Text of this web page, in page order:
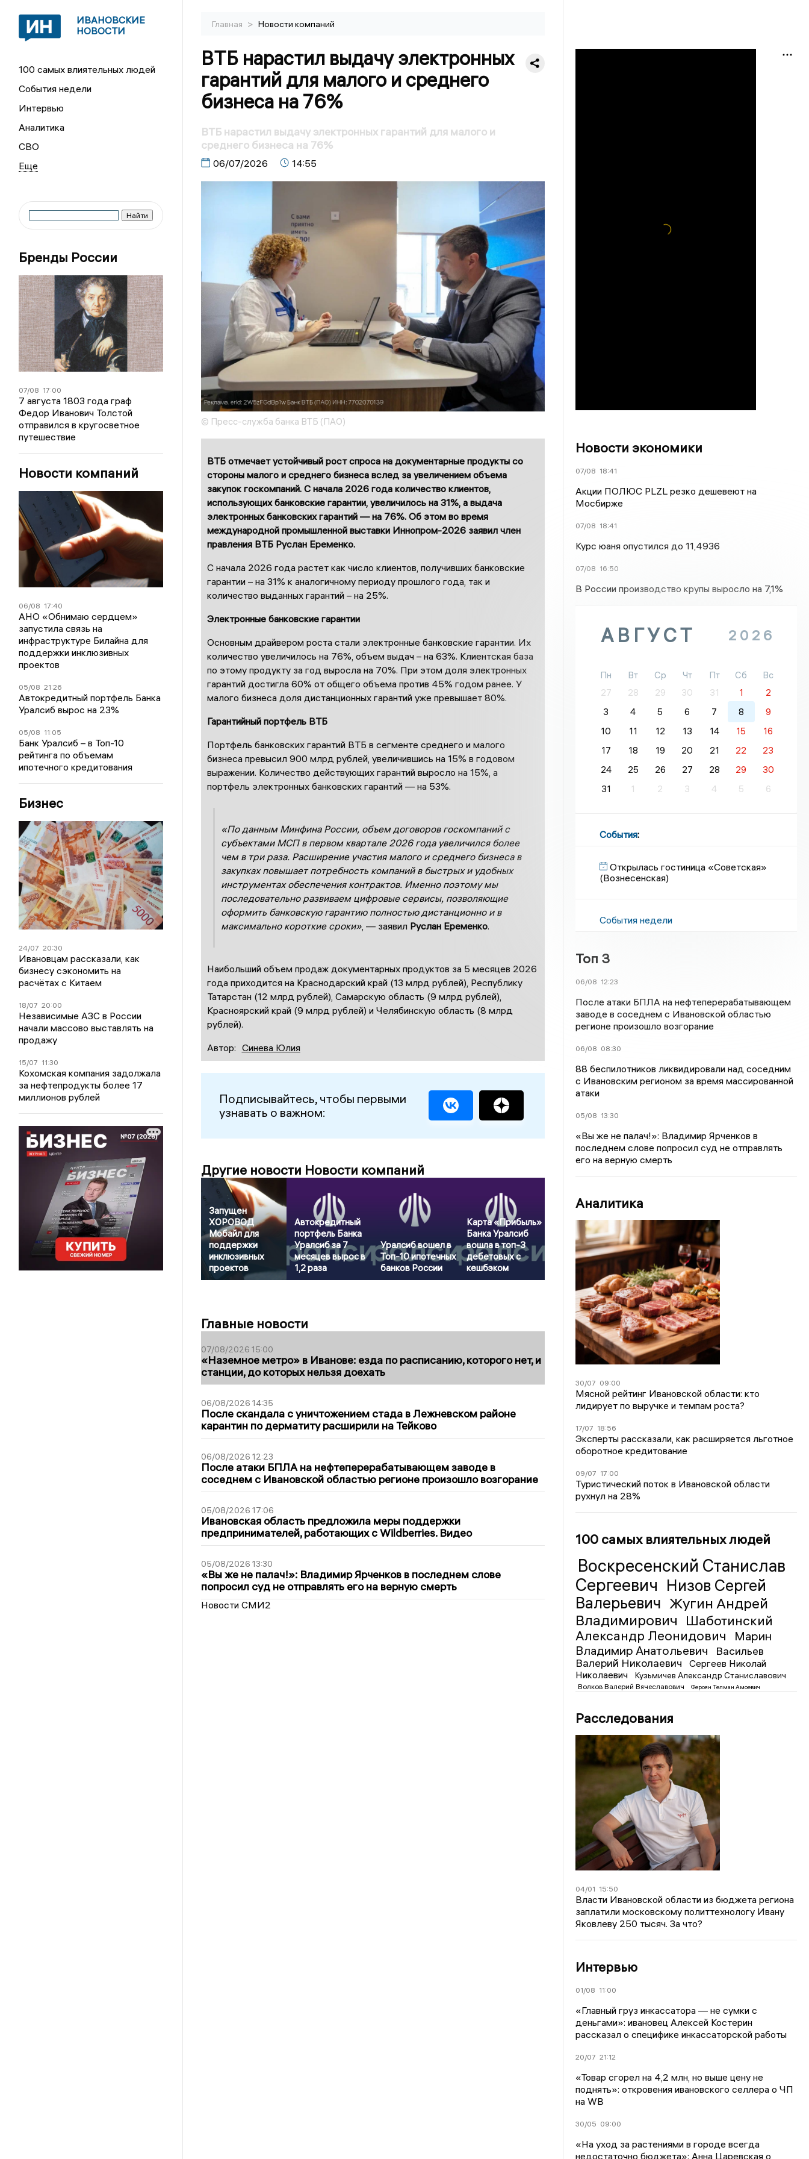
ИВАНОВСКИЕ
НОВОСТИ
100 самых влиятельных людей
События недели
Интервью
Аналитика
СВО
Бренды России
07/08 17:00
7 августа 1803 года граф
Федор Иванович Толстой
отправился в кругосветное
путешествие
Новости компаний
06/08 17:40
АНО «Обнимаю сердцем»
запустила связь на
инфраструктуре Билайна для
поддержки инклюзивных
проектов
05/08 21:26
Автокредитный портфель Банка
Уралсиб вырос на 23%
05/08 11:05
Банк Уралсиб – в Топ-10
рейтинга по объемам
ипотечного кредитования
Бизнес
24/07 20:30
Ивановцам рассказали, как
бизнесу сэкономить на
расчётах с Китаем
18/07 20:00
Независимые АЗС в России
начали массово выставлять на
продажу
15/07 11:30
Кохомская компания задолжала
за нефтепродукты более 17
миллионов рублей
Главная > Новости компаний
ВТБ нарастил выдачу электронных
гарантий для малого и среднего
бизнеса на 76%
ВТБ нарастил выдачу электронных гарантий для малого и
среднего бизнеса на 76%
06/07/2026 14:55
© Пресс-служба банка ВТБ (ПАО)
ВТБ отмечает устойчивый рост спроса на документарные продукты со
стороны малого и среднего бизнеса вслед за увеличением объема
закупок госкомпаний. С начала 2026 года количество клиентов,
использующих банковские гарантии, увеличилось на 31%, а выдача
электронных банковских гарантий — на 76%. Об этом во время
международной промышленной выставки Иннопром-2026 заявил член
правления ВТБ Руслан Еременко.
С начала 2026 года растет как число клиентов, получивших банковские
гарантии – на 31% к аналогичному периоду прошлого года, так и
количество выданных гарантий – на 25%.
Электронные банковские гарантии
Основным драйвером роста стали электронные банковские гарантии. Их
количество увеличилось на 76%, объем выдач – на 63%. Клиентская база
по этому продукту за год выросла на 70%. При этом доля электронных
гарантий достигла 60% от общего объема против 45% годом ранее. У
малого бизнеса доля дистанционных гарантий уже превышает 80%.
Гарантийный портфель ВТБ
Портфель банковских гарантий ВТБ в сегменте среднего и малого
бизнеса превысил 900 млрд рублей, увеличившись на 15% в годовом
выражении. Количество действующих гарантий выросло на 15%, а
портфель электронных банковских гарантий — на 53%.
«По данным Минфина России, объем договоров госкомпаний с
субъектами МСП в первом квартале 2026 года увеличился более
чем в три раза. Расширение участия малого и среднего бизнеса в
закупках повышает потребность компаний в быстрых и удобных
инструментах обеспечения контрактов. Именно поэтому мы
последовательно развиваем цифровые сервисы, позволяющие
оформить банковскую гарантию полностью дистанционно и в
максимально короткие сроки», — заявил Руслан Еременко.
Наибольший объем продаж документарных продуктов за 5 месяцев 2026
года приходится на Краснодарский край (13 млрд рублей), Республику
Татарстан (12 млрд рублей), Самарскую область (9 млрд рублей),
Красноярский край (9 млрд рублей) и Челябинскую область (8 млрд
рублей).
Автор: Синева Юлия
Подписывайтесь, чтобы первыми
узнавать о важном:
Другие новости Новости компаний
Запущен
ХОРОВОД
Мобайл для
поддержки
инклюзивных
проектов
Автокредитный
портфель Банка
Уралсиб за 7
месяцев вырос в
1,2 раза
Уралсиб вошел в
Топ-10 ипотечных
банков России
Карта «Прибыль»
Банка Уралсиб
вошла в топ-3
дебетовых с
кешбэком
Главные новости
07/08/2026 15:00
«Наземное метро» в Иванове: езда по расписанию, которого нет, и
станции, до которых нельзя доехать
06/08/2026 14:35
После скандала с уничтожением стада в Лежневском районе
карантин по дерматиту расширили на Тейково
06/08/2026 12:23
После атаки БПЛА на нефтеперерабатывающем заводе в
соседнем с Ивановской областью регионе произошло возгорание
05/08/2026 17:06
Ивановская область предложила меры поддержки
предпринимателей, работающих с Wildberries. Видео
05/08/2026 13:30
«Вы же не палач!»: Владимир Ярченков в последнем слове
попросил суд не отправлять его на верную смерть
Новости СМИ2
Новости экономики
07/08 18:41
Акции ПОЛЮС PLZL резко дешевеют на
Мосбирже
07/08 18:41
Курс юаня опустился до 11,4936
07/08 16:50
В России производство крупы выросло на 7,1%
АВГУСТ 2026
Пн Вт Ср Чт Пт Сб
Вс
27
28 29 30 31 1
2
3
4 5 6 7 8
9
10
11 12 13 14 15
16
17
18 19 20 21 22
23
24
25 26 27 28 29
30
31
1 2 3 4 5 6
События:
Открылась гостиница «Советская»
(Вознесенская)
События недели
Топ 3
06/08 12:23
После атаки БПЛА на нефтеперерабатывающем
заводе в соседнем с Ивановской областью
регионе произошло возгорание
06/08 08:30
88 беспилотников ликвидировали над соседним
с Ивановским регионом за время массированной
атаки
05/08 13:30
«Вы же не палач!»: Владимир Ярченков в
последнем слове попросил суд не отправлять
его на верную смерть
Аналитика
30/07 09:00
Мясной рейтинг Ивановской области: кто
лидирует по выручке и темпам роста?
17/07 18:56
Эксперты рассказали, как расширяется льготное
оборотное кредитование
09/07 17:00
Туристический поток в Ивановской области
рухнул на 28%
100 самых влиятельных людей
Воскресенский Станислав
Сергеевич Низов Сергей
Валерьевич Жугин Андрей
Владимирович
Шаботинский
Александр Леонидович
Марин
Владимир Анатольевич
Васильев
Валерий Николаевич
Сергеев Николай
Николаевич
Кузьмичев Александр Станиславович
Волков Валерий Вячеславович Фероян Телман Амоевич
Расследования
04/01 15:50
Власти Ивановской области из бюджета региона
заплатили московскому политтехнологу Ивану
Яковлеву 250 тысяч. За что?
Интервью
01/08 11:00
«Главный груз инкассатора — не сумки с
деньгами»: ивановец Алексей Костерин
рассказал о специфике инкассаторской работы
20/07 21:12
«Товар сгорел на 4,2 млн, но выше цену не
поднять»: откровения ивановского селлера о ЧП
на WB
30/05 09:00
«На уход за растениями в городе всегда
недостаточно бюджета»: Анна Царевская о